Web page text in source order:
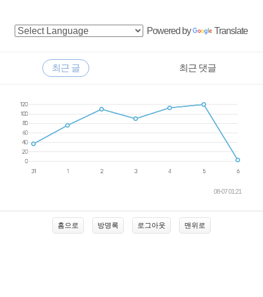
Powered by Translate
RECENTLY
최근 글 최근 댓글
08-07 01:21
홈으로 방명록 로그아웃 맨위로